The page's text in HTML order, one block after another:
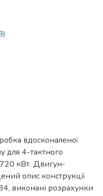
вдосконаленої
для 4-тактного
720 кВт. Двигун-
опис конструкції
виконані розрахунки